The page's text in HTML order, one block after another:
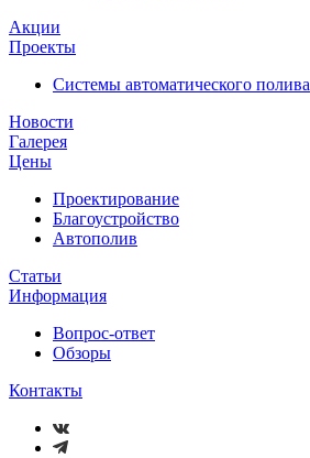
Акции
Проекты
Системы автоматического полива
Новости
Галерея
Цены
Проектирование
Благоустройство
Автополив
Статьи
Информация
Вопрос-ответ
Обзоры
Контакты